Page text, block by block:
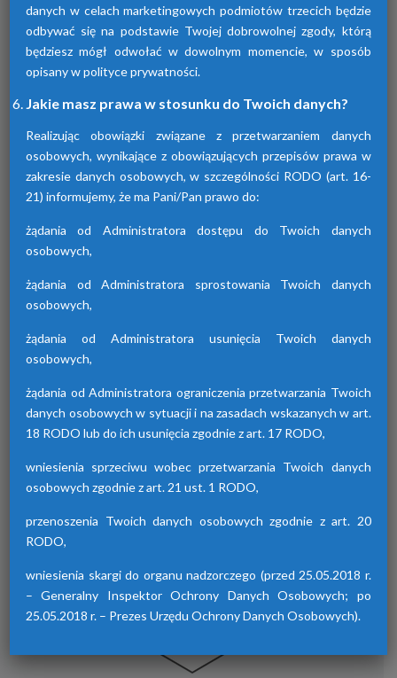
Urządzenia te przyczyniają się do osuszania
powietrza za pomocą adsorpcji wilgoci. Są
dostępne w różnych seriach. Każda z nich
Osuszacze hybrydowe z serii HDB
osuszacza ziębniczego i adsorpcyjnego,
wyróżniają się niskimi kosztami eksploatacji,
możliwością wyboru trybu pracy lato/zima
danych w celach marketingowych podmiotów trzecich będzie
odbywać się na podstawie Twojej dobrowolnej zgody, którą
będziesz mógł odwołać w dowolnym momencie, w sposób
opisany w polityce prywatności.
Jakie masz prawa w stosunku do Twoich danych?
Realizując obowiązki związane z przetwarzaniem danych
osobowych, wynikające z obowiązujących przepisów prawa w
zakresie danych osobowych, w szczególności RODO (art. 16-
21) informujemy, że ma Pani/Pan prawo do:
żądania od Administratora dostępu do Twoich danych
osobowych,
żądania od Administratora sprostowania Twoich danych
osobowych,
żądania od Administratora usunięcia Twoich danych
osobowych,
żądania od Administratora ograniczenia przetwarzania Twoich
danych osobowych w sytuacji i na zasadach wskazanych w art.
18 RODO lub do ich usunięcia zgodnie z art. 17 RODO,
wniesienia sprzeciwu wobec przetwarzania Twoich danych
osobowych zgodnie z art. 21 ust. 1 RODO,
przenoszenia Twoich danych osobowych zgodnie z art. 20
RODO,
wniesienia skargi do organu nadzorczego (przed 25.05.2018 r.
– Generalny Inspektor Ochrony Danych Osobowych; po
25.05.2018 r. – Prezes Urzędu Ochrony Danych Osobowych).